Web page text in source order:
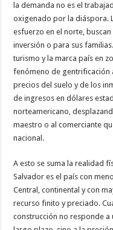
la demanda no es el
oxigenado por la diáspora.
esfuerzo en el norte,
inversión o para sus
turismo y la marca país en
fenómeno de gentrificación
precios del suelo y de los
de ingresos en dólares
norteamericano,
maestro o al comerciante
nacional.
​A esto se suma la realidad
Salvador es el país con
Central, continental y con
recurso finito y preciado.
construcción no responde